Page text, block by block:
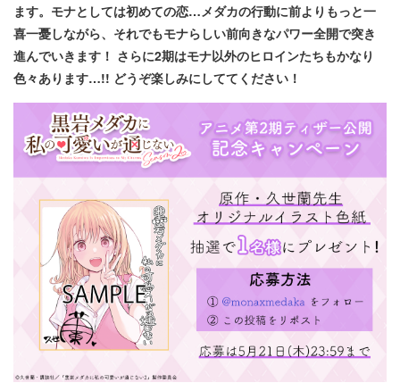
ます。モナとしては初めての恋…メダカの行動に前よりもっと一
喜一憂しながら、それでもモナらしい前向きなパワー全開で突き
進んでいきます！ さらに2期はモナ以外のヒロインたちもかなり
色々あります…!! どうぞ楽しみにしててください！